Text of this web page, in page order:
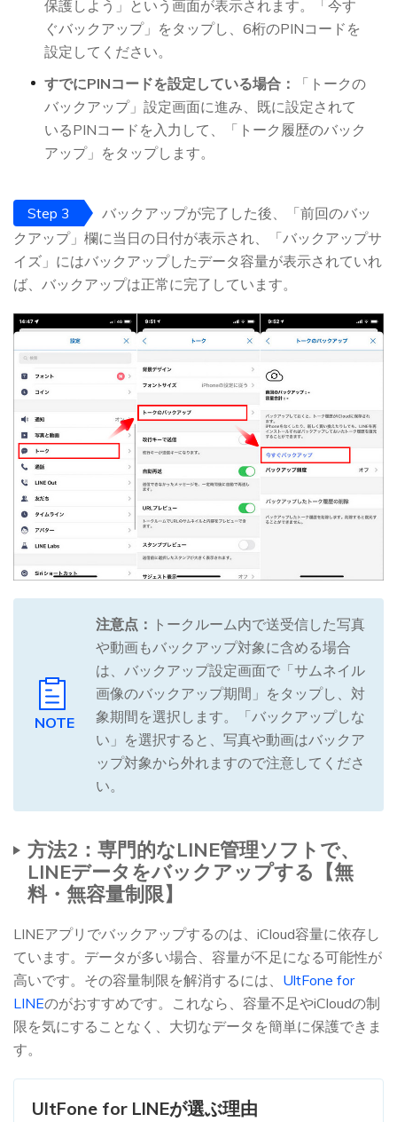
保護しよう」という画面が表示されます。「今す
ぐバックアップ」をタップし、6桁のPINコードを
設定してください。
すでにPINコードを設定している場合：
「トークの
バックアップ」設定画面に進み、既に設定されて
いるPINコードを入力して、「トーク履歴のバック
アップ」をタップします。
Step 3
バックアップが完了した後、「前回のバッ
クアップ」欄に当日の日付が表示され、「バックアップサ
イズ」にはバックアップしたデータ容量が表示されていれ
ば、バックアップは正常に完了しています。
NOTE
注意点： トークルーム内で送受信した写真
や動画もバックアップ対象に含める場合
は、バックアップ設定画面で「サムネイル
画像のバックアップ期間」をタップし、対
象期間を選択します。「バックアップしな
い」を選択すると、写真や動画はバックア
ップ対象から外れますので注意してくださ
い。
方法2：専門的なLINE管理ソフトで、
LINEデータをバックアップする【無
料・無容量制限】
LINEアプリでバックアップするのは、iCloud容量に依存し
ています。データが多い場合、容量が不足になる可能性が
高いです。その容量制限を解消するには、 UltFone for
LINEのがおすすめです。これなら、容量不足やiCloudの制
限を気にすることなく、大切なデータを簡単に保護できま
す。
UltFone for LINEが選ぶ理由